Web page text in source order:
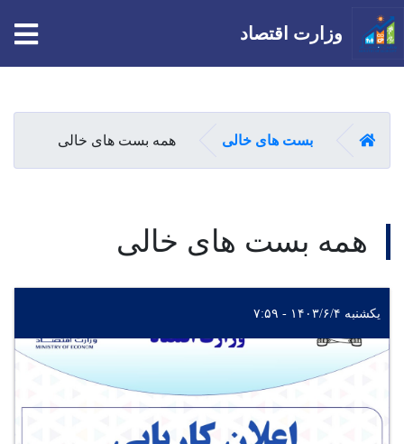
content
وزارت اقتصاد
صفحه اصلیبست های خالی همه بست های خالی
همه بست های خالی
یکشنبه ۱۴۰۳/۶/۴ - ۷:۵۹